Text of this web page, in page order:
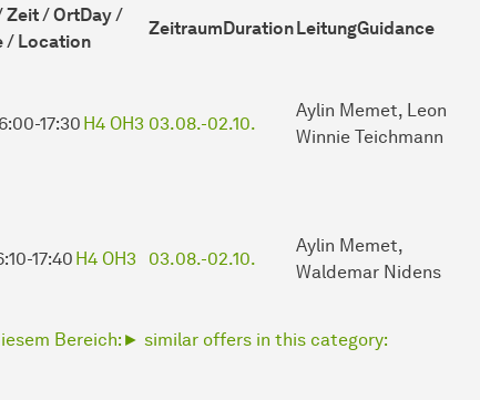
Zeit / OrtDay /
/ Location
ZeitraumDurationLeitungGuidance
17:30 H4 OH3 03.08.-02.10.
Aylin Memet, Leon
Winnie Teichmann
17:40 H4 OH3 03.08.-02.10.
Aylin Memet,
Waldemar Nidens
Bereich: ► similar offers in this category: